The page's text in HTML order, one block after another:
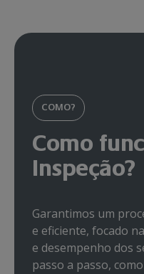
COMO?
Como
Inspeção?
Garantimos um
e eficiente, focado
e desempenho dos
passo a passo,